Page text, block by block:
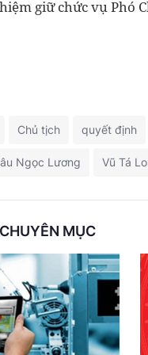
giữ chức vụ Phó
Chủ tịch quyết định
Ngọc Lương Vũ Tá
MỤC